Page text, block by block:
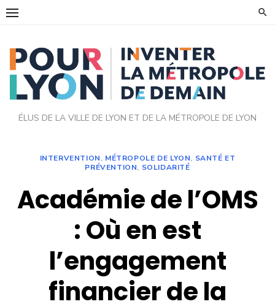
Skip
ÉLUS DE LA VILLE DE LYON ET DE LA MÉTROPOLE DE LYON
INTERVENTION, MÉTROPOLE DE LYON, SANTÉ ET
PRÉVENTION, SOLIDARITÉ
Académie de l’OMS
: Où en est
l’engagement
financier de la